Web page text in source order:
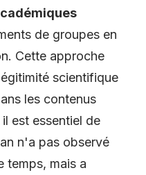
de groupes en
Cette approche
scientifique
les contenus
est essentiel de
n'a pas observé
temps, mais a